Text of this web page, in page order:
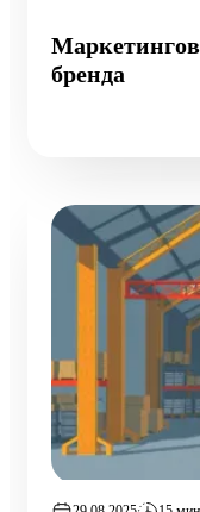
бренда